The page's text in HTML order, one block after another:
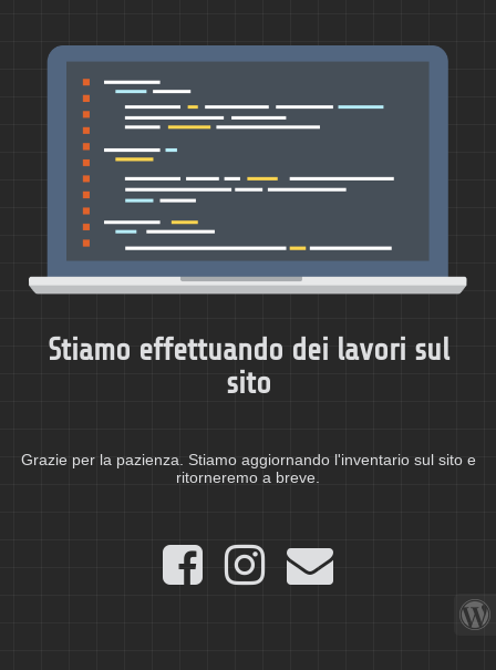
Stiamo effettuando dei lavori sul
sito
Grazie per la pazienza. Stiamo aggiornando l'inventario sul sito e
ritorneremo a breve.